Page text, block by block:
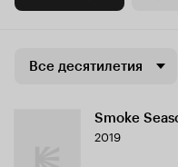
Все десятилетия
Smoke
2019